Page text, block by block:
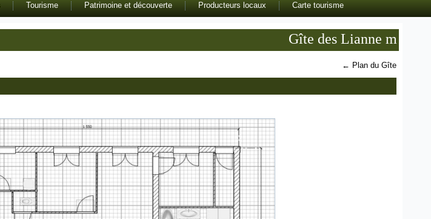
Tourisme Patrimoine et découverte Producteurs locaux Carte tourisme
Gîte des Lianne meublé
← Plan du Gîte